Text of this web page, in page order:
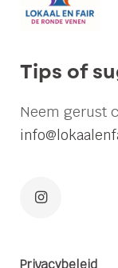
De
Mijdrecht
Lokaal
Tips of
Neem gerust
Privacybeleid